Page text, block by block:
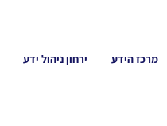
מרכז הידע ירחון ניהול ידע